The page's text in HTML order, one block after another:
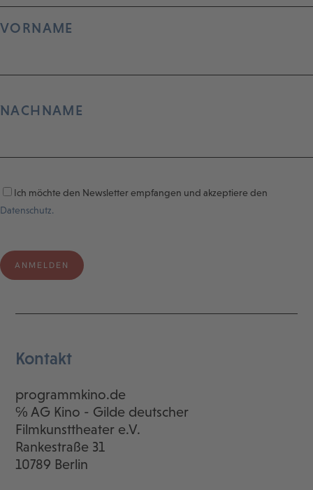
VORNAME
NACHNAME
Ich möchte den Newsletter empfangen und akzeptiere den
Datenschutz.
Kontakt
programmkino.de
℅ AG Kino - Gilde deutscher
Filmkunsttheater e.V.
Rankestraße 31
10789 Berlin